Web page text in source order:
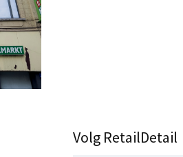
Volg RetailDetail